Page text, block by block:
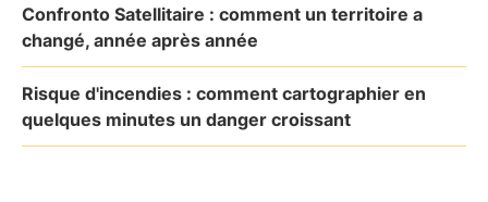
Confronto Satellitaire : comment un territoire a
changé, année après année
Risque d'incendies : comment cartographier en
quelques minutes un danger croissant